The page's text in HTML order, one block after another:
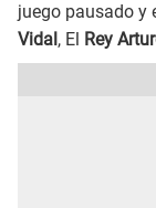
juego pausado y
Vidal, El Rey